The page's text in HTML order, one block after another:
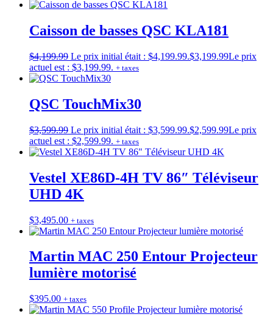
Caisson de basses QSC KLA181
$4,199.99 Le prix initial était : $4,199.99.$3,199.99Le prix
actuel est : $3,199.99. + taxes
QSC TouchMix30
$3,599.99 Le prix initial était : $3,599.99.$2,599.99Le prix
actuel est : $2,599.99. + taxes
Vestel XE86D-4H TV 86″ Téléviseur
UHD 4K
$3,495.00 + taxes
Martin MAC 250 Entour Projecteur
lumière motorisé
$395.00 + taxes